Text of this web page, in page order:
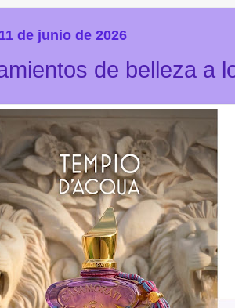
de junio de 2026
de belleza a